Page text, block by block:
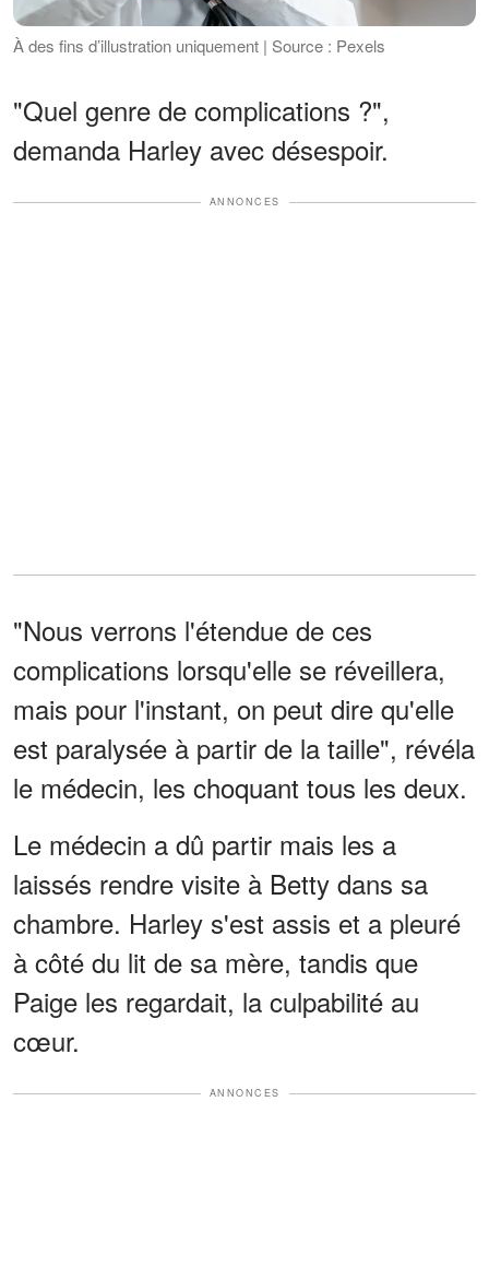
À des fins d’illustration uniquement | Source : Pexels
"Quel genre de complications ?",
demanda Harley avec désespoir.
ANNONCES
"Nous verrons l'étendue de ces
complications lorsqu'elle se réveillera,
mais pour l'instant, on peut dire qu'elle
est paralysée à partir de la taille", révéla
le médecin, les choquant tous les deux.
Le médecin a dû partir mais les a
laissés rendre visite à Betty dans sa
chambre. Harley s'est assis et a pleuré
à côté du lit de sa mère, tandis que
Paige les regardait, la culpabilité au
cœur.
ANNONCES